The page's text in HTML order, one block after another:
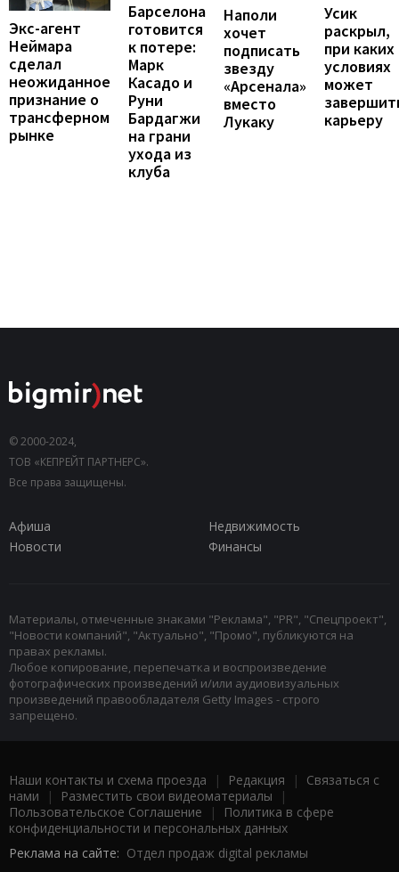
Экс-агент
Неймара
сделал
неожиданное
признание о
трансферном
рынке
Барселона
готовится
к потере:
Марк
Касадо и
Руни
Бардагжи
на грани
ухода из
клуба
Наполи
хочет
подписать
звезду
«Арсенала»
вместо
Лукаку
Усик
раскрыл,
при каких
условиях
может
карьеру
© 2000-2024,
ТОВ «КЕПРЕЙТ ПАРТНЕРС».
Все права защищены.
Афиша
Недвижимость
Новости
Финансы
Материалы, отмеченные знаками "Реклама", "PR", "Спецпроект",
"Новости компаний", "Актуально", "Промо", публикуются на
правах рекламы.
Любое копирование, перепечатка и воспроизведение
фотографических произведений и/или аудиовизуальных
произведений правообладателя Getty Images - строго
запрещено.
Наши контакты и схема проезда | Редакция | Связаться с
нами | Разместить свои видеоматериалы |
Пользовательское Соглашение |
Политика в сфере
конфиденциальности и персональных данных
Реклама на сайте: Отдел продаж digital рекламы